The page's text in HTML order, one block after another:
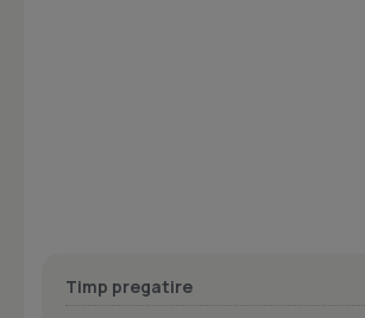
Timp pregatire